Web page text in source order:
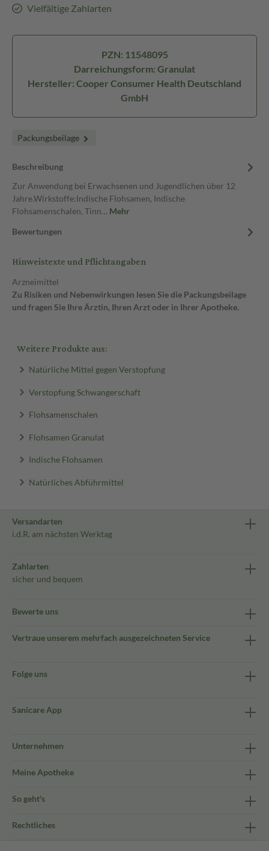
Vielfältige Zahlarten
PZN: 11548095
Darreichungsform: Granulat
Hersteller: Cooper Consumer Health Deutschland
GmbH
Packungsbeilage
Beschreibung
Zur Anwendung bei Erwachsenen und Jugendlichen über 12
Jahre.Wirkstoffe:Indische Flohsamen, Indische
Flohsamenschalen, Tinn… Mehr
Bewertungen
Hinweistexte und Pflichtangaben
Arzneimittel
Zu Risiken und Nebenwirkungen lesen Sie die Packungsbeilage
und fragen Sie Ihre Ärztin, Ihren Arzt oder in Ihrer Apotheke.
Weitere Produkte aus:
Natürliche Mittel gegen Verstopfung
Verstopfung Schwangerschaft
Flohsamenschalen
Flohsamen Granulat
Indische Flohsamen
Natürliches Abführmittel
Versandarten
i.d.R. am nächsten Werktag
Zahlarten
sicher und bequem
Bewerte uns
Vertraue unserem mehrfach ausgezeichneten Service
Folge uns
Sanicare App
Unternehmen
Meine Apotheke
So geht's
Rechtliches